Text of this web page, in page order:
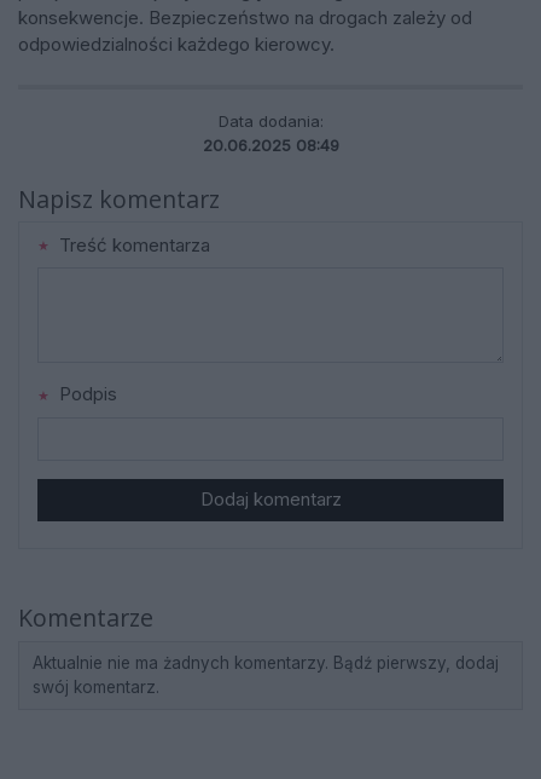
konsekwencje. Bezpieczeństwo na drogach zależy od
odpowiedzialności każdego kierowcy.
Data dodania:
20.06.2025 08:49
Napisz komentarz
Treść komentarza
Podpis
Dodaj komentarz
Komentarze
Aktualnie nie ma żadnych komentarzy. Bądź pierwszy, dodaj
swój komentarz.